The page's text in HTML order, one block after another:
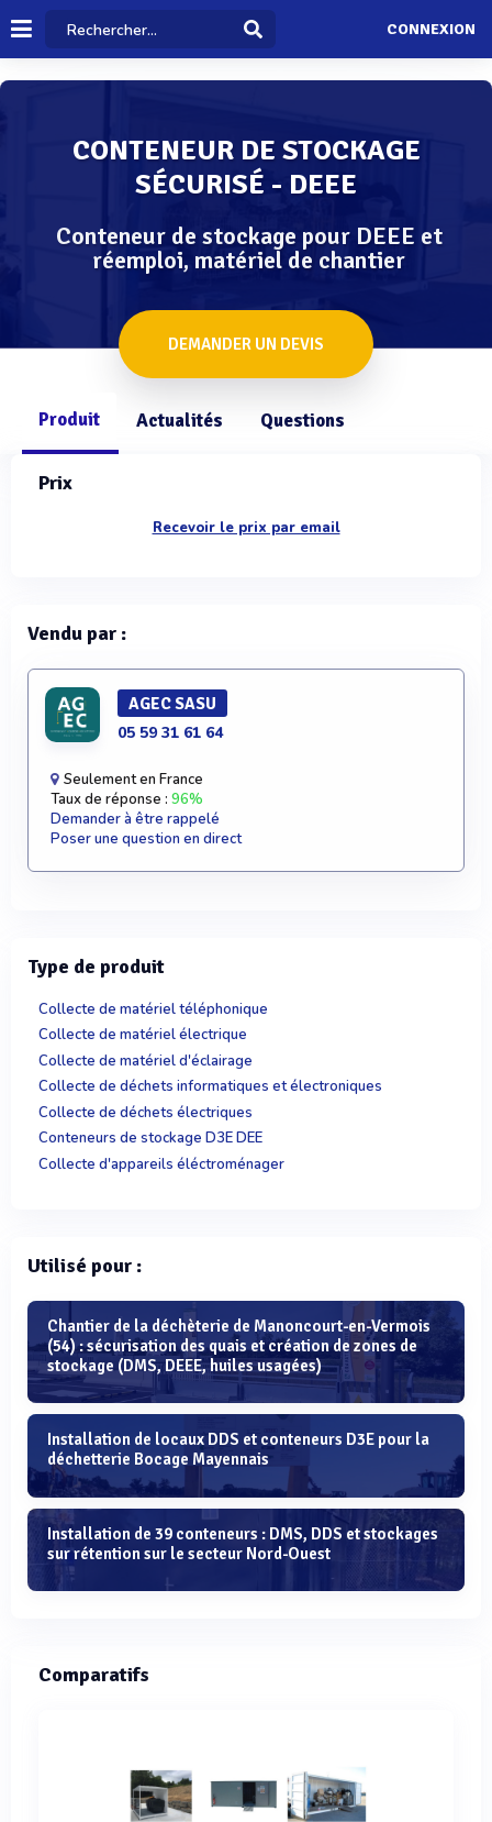
CONNEXION
CONTENEUR DE STOCKAGE
SÉCURISÉ - DEEE
Conteneur de stockage pour DEEE et
réemploi, matériel de chantier
DEMANDER UN DEVIS
Produit Actualités Questions
Prix
Recevoir le prix par email
Vendu par :
AGEC SASU
05 59 31 61 64
Seulement en France
Taux de réponse : 96%
Demander à être rappelé
Poser une question en direct
Type de produit
Collecte de matériel téléphonique
Collecte de matériel électrique
Collecte de matériel d'éclairage
Collecte de déchets informatiques et électroniques
Collecte de déchets électriques
Conteneurs de stockage D3E DEE
Collecte d'appareils éléctroménager
Utilisé pour :
Chantier de la déchèterie de Manoncourt-en-Vermois
(54) : sécurisation des quais et création de zones de
stockage (DMS, DEEE, huiles usagées)
Installation de locaux DDS et conteneurs D3E pour la
déchetterie Bocage Mayennais
Installation de 39 conteneurs : DMS, DDS et stockages
sur rétention sur le secteur Nord-Ouest
Comparatifs